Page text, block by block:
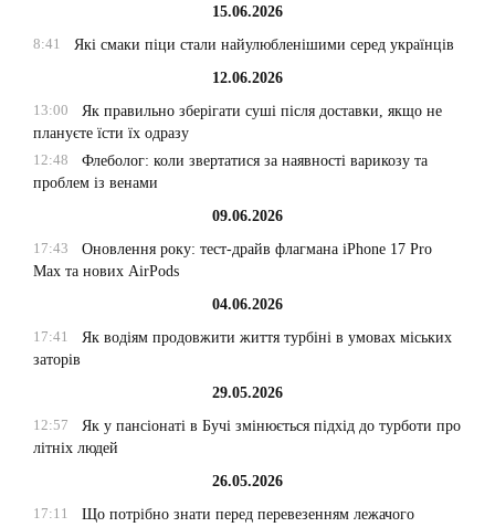
15.06.2026
8:41
Які смаки піци стали найулюбленішими серед українців
12.06.2026
13:00
Як правильно зберігати суші після доставки, якщо не
плануєте їсти їх одразу
12:48
Флеболог: коли звертатися за наявності варикозу та
проблем із венами
09.06.2026
17:43
Оновлення року: тест-драйв флагмана iPhone 17 Pro
Max та нових AirPods
04.06.2026
17:41
Як водіям продовжити життя турбіні в умовах міських
заторів
29.05.2026
12:57
Як у пансіонаті в Бучі змінюється підхід до турботи про
літніх людей
26.05.2026
17:11
Що потрібно знати перед перевезенням лежачого